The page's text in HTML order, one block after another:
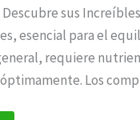
Descubre sus
esencial para el
requiere
Los